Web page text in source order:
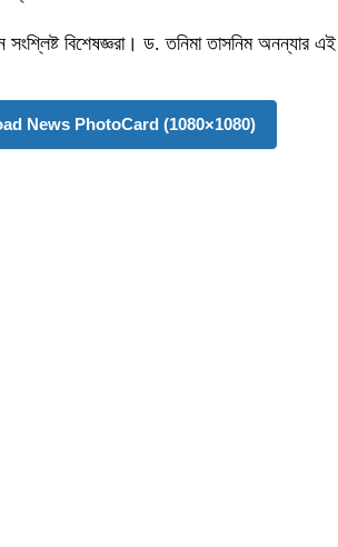
বিশেষজ্ঞরা। ড. তনিমা তাসনিম অনন্যার এই
News PhotoCard (1080×1080)